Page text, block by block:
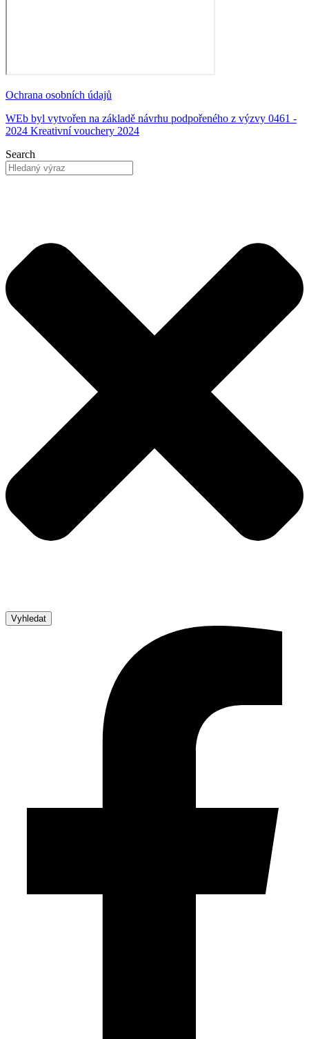
Ochrana osobních údajů
WEb byl vytvořen na základě návrhu podpořeného z výzvy 0461 -
2024 Kreativní vouchery 2024
Search
Vyhledat